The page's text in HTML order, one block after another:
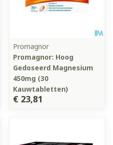
Promagnor
Promagnor: Hoog
Gedoseerd Magnesium
450mg (30
Kauwtabletten)
€ 23,81